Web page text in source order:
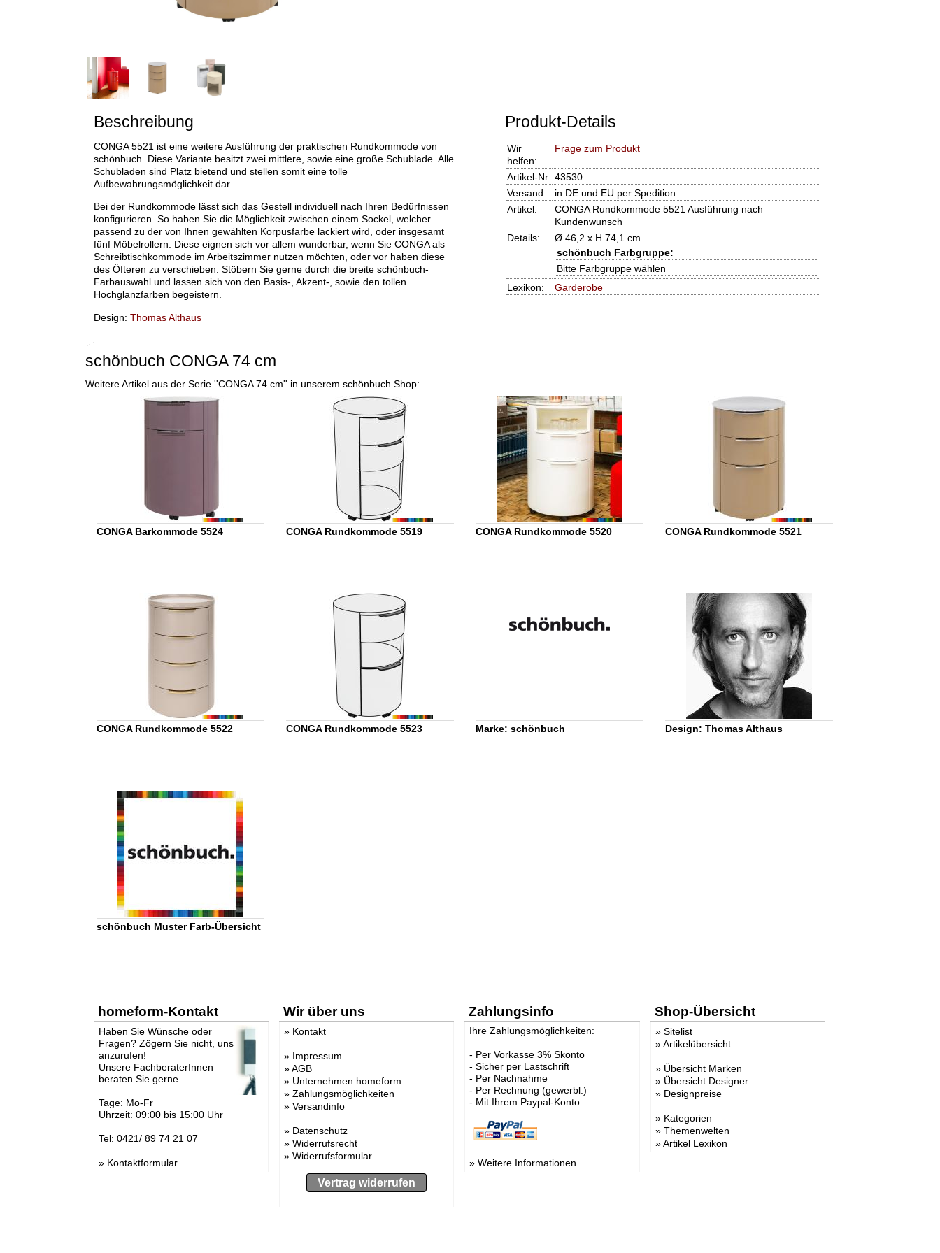
Beschreibung
CONGA 5521 ist eine weitere Ausführung der praktischen Rundkommode von
schönbuch. Diese Variante besitzt zwei mittlere, sowie eine große Schublade. Alle
Schubladen sind Platz bietend und stellen somit eine tolle
Aufbewahrungsmöglichkeit dar.
Bei der Rundkommode lässt sich das Gestell individuell nach Ihren Bedürfnissen
konfigurieren. So haben Sie die Möglichkeit zwischen einem Sockel, welcher
passend zu der von Ihnen gewählten Korpusfarbe lackiert wird, oder insgesamt
fünf Möbelrollern. Diese eignen sich vor allem wunderbar, wenn Sie CONGA als
Schreibtischkommode im Arbeitszimmer nutzen möchten, oder vor haben diese
des Öfteren zu verschieben. Stöbern Sie gerne durch die breite schönbuch-
Farbauswahl und lassen sich von den Basis-, Akzent-, sowie den tollen
Hochglanzfarben begeistern.
Design: Thomas Althaus
Produkt-Details
Wir
helfen:
Frage zum Produkt
Artikel-Nr: 43530
Versand:
in DE und EU per Spedition
Artikel:
CONGA Rundkommode 5521 Ausführung nach
Kundenwunsch
Details:
Ø 46,2 x H 74,1 cm
schönbuch Farbgruppe:
Bitte Farbgruppe wählen
Lexikon:
Garderobe
schönbuch CONGA 74 cm
Weitere Artikel aus der Serie ''CONGA 74 cm'' in unserem schönbuch Shop:
CONGA Barkommode 5524 CONGA Rundkommode 5519 CONGA Rundkommode 5520 CONGA Rundkommode 5521
CONGA Rundkommode 5522 CONGA Rundkommode 5523 Marke: schönbuch Design: Thomas Althaus
schönbuch Muster Farb-Übersicht
homeform-Kontakt
Haben Sie Wünsche oder
Fragen? Zögern Sie nicht, uns
anzurufen!
Unsere FachberaterInnen
beraten Sie gerne.
Tage: Mo-Fr
Uhrzeit: 09:00 bis 15:00 Uhr
Tel: 0421/ 89 74 21 07
» Kontaktformular
Wir über uns
» Kontakt
» Impressum
»AGB
» Unternehmen homeform
» Zahlungsmöglichkeiten
» Versandinfo
» Datenschutz
» Widerrufsrecht
» Widerrufsformular
Vertrag widerrufen
Zahlungsinfo
Ihre Zahlungsmöglichkeiten:
- Per Vorkasse 3% Skonto
- Sicher per Lastschrift
- Per Nachnahme
- Per Rechnung (gewerbl.)
- Mit Ihrem Paypal-Konto
»Weitere Informationen
Shop-Übersicht
» Sitelist
»Artikelübersicht
» Übersicht Marken
» Übersicht Designer
» Designpreise
» Kategorien
» Themenwelten
»Artikel Lexikon